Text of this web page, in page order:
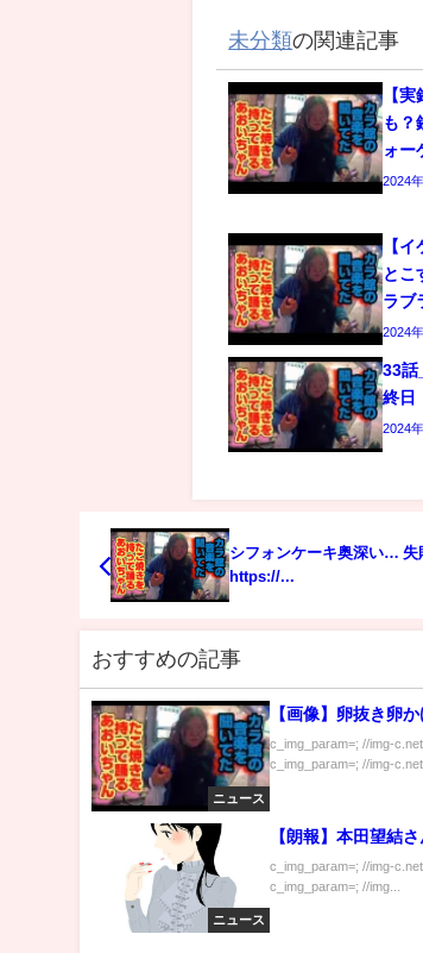
未分類の関連記事
【
も？
ォー
2024
【
とこ
ラブ
2024
33話
終日
2024
シフォンケーキ奥深い… 失
https://...
おすすめの記事
ニュース
【画像】卵抜き卵
c_img_param=; //img-
c_img_param=; //img-
ニュース
【朗報】本田望結
c_img_param=; //img-
c_img_param=; //img...